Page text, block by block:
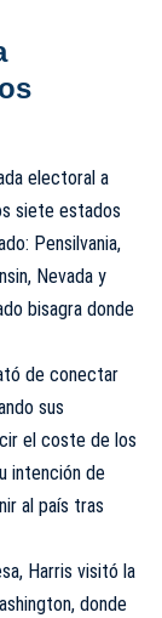
electoral a
siete estados
Pensilvania,
Nevada y
bisagra donde
de conectar
sus
el coste de los
intención de
al país tras
Harris visitó la
donde